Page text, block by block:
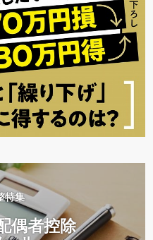
特集
偶者控除